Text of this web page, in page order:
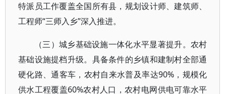
特派员工作覆盖全国所有县，规划设计师、建筑师、
工程师“三师入乡”深入推进。
（三）城乡基础设施一体化水平显著提升。农村
基础设施提档升级。具备条件的乡镇和建制村全部通
硬化路、通客车，农村自来水普及率达90%，规模化
供水工程覆盖60%农村人口，农村电网供电可靠水平